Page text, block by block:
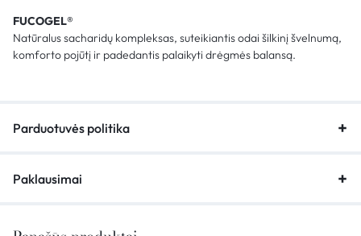
FUCOGEL®
Natūralus sacharidų kompleksas, suteikiantis odai šilkinį švelnumą,
komforto pojūtį ir padedantis palaikyti drėgmės balansą.
Parduotuvės politika
Paklausimai